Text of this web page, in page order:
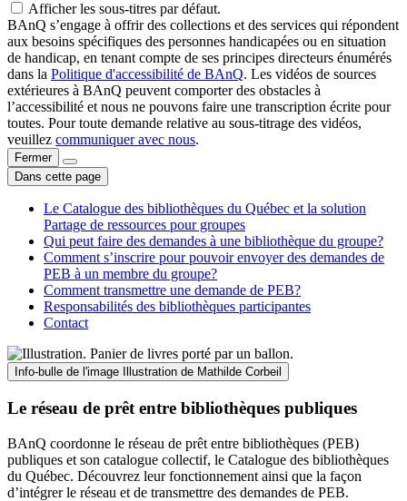
Afficher les sous-titres par défaut.
BAnQ s’engage à offrir des collections et des services qui répondent
aux besoins spécifiques des personnes handicapées ou en situation
de handicap, en tenant compte de ses principes directeurs énumérés
dans la Politique d'accessibilité de BAnQ. Les vidéos de sources
extérieures à BAnQ peuvent comporter des obstacles à
l’accessibilité et nous ne pouvons faire une transcription écrite pour
toutes. Pour toute demande relative au sous-titrage des vidéos,
veuillez communiquer avec nous.
Fermer
Dans cette page
Le Catalogue des bibliothèques du Québec et la solution
Partage de ressources pour groupes
Qui peut faire des demandes à une bibliothèque du groupe?
Comment s’inscrire pour pouvoir envoyer des demandes de
PEB à un membre du groupe?
Comment transmettre une demande de PEB?
Responsabilités des bibliothèques participantes
Contact
Info-bulle de l'image Illustration de Mathilde Corbeil
Le réseau de prêt entre bibliothèques publiques
BAnQ coordonne le réseau de prêt entre bibliothèques (PEB)
publiques et son catalogue collectif, le Catalogue des bibliothèques
du Québec. Découvrez leur fonctionnement ainsi que la façon
d’intégrer le réseau et de transmettre des demandes de PEB.